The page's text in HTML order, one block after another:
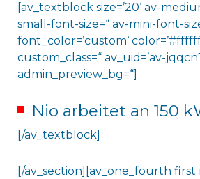
[av_textblock size=’20‘ av-
small-font-size=“ av-mini-font-
font_color=’custom‘
custom_class=“ av_uid=’av-
admin_preview_bg=“]
Nio arbeitet an 150
[/av_textblock]
[/av_section][av_one_fourth first